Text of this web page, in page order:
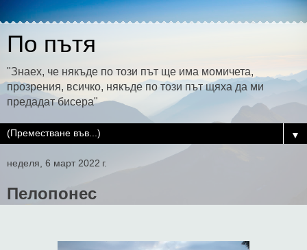
По пътя
"Знаех, че някъде по този път ще има момичета,
прозрения, всичко, някъде по този път щяха да ми
предадат бисера"
▼
неделя, 6 март 2022 г.
Пелопонес